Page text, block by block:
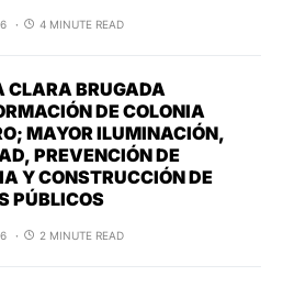
4 MINUTE READ
CLARA BRUGADA
DE COLONIA
MAYOR ILUMINACIÓN,
PREVENCIÓN DE
Y CONSTRUCCIÓN DE
PÚBLICOS
2 MINUTE READ